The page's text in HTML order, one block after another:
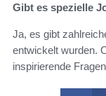
Gibt es spezielle
Ja, es gibt
entwickelt wurden.
inspirierende